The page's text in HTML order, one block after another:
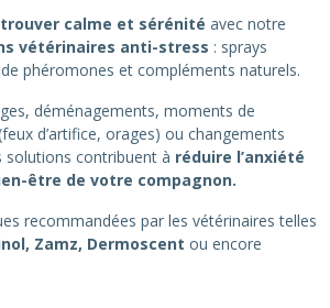
calme et sérénité avec notre
vétérinaires anti-stress : sprays
phéromones et compléments naturels.
déménagements, moments de
d’artifice, orages) ou changements
solutions contribuent à réduire l’anxiété
être de votre compagnon.
recommandées par les vétérinaires telles
Zamz, Dermoscent ou encore